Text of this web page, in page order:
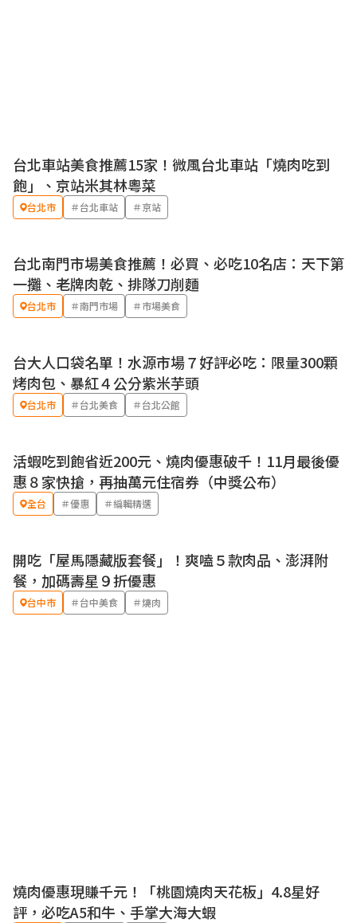
台北車站美食推薦15家！微風台北車站「燒肉吃到
飽」、京站米其林粵菜
台北市 ＃台北車站 ＃京站
台北南門市場美食推薦！必買、必吃10名店：天下第
一攤、老牌肉乾、排隊刀削麵
台北市 ＃南門市場 ＃市場美食
台大人口袋名單！水源市場７好評必吃：限量300顆
烤肉包、暴紅４公分紫米芋頭
台北市 ＃台北美食 ＃台北公館
優惠
活蝦吃到飽省近200元、燒肉優惠破千！11月最後優
惠８家快搶，再抽萬元住宿券（中獎公布）
全台 ＃優惠 ＃編輯精選
開吃「屋馬隱藏版套餐」！爽嗑５款肉品、澎湃附
餐，加碼壽星９折優惠
台中市 ＃台中美食 ＃燒肉
優惠
燒肉優惠現賺千元！「桃園燒肉天花板」4.8星好
評，必吃A5和牛、手掌大海大蝦